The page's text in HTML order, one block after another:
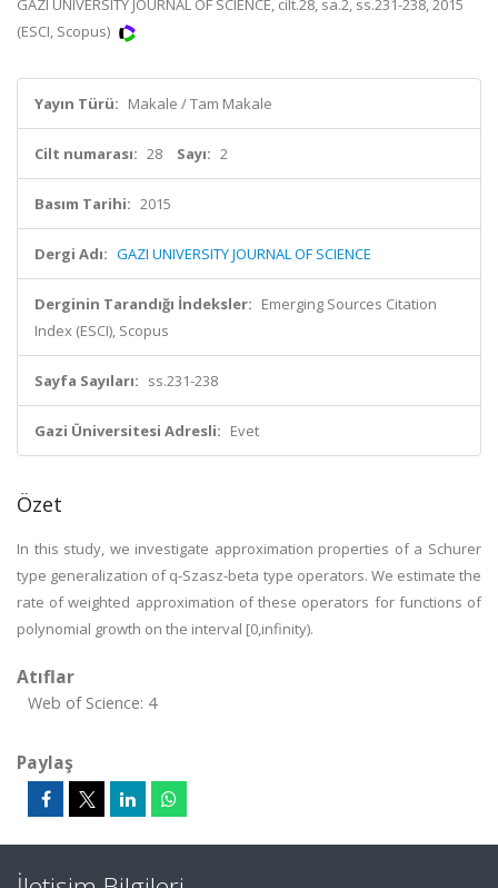
GAZI UNIVERSITY JOURNAL OF SCIENCE, cilt.28, sa.2, ss.231-238, 2015
(ESCI, Scopus)
Yayın Türü: Makale / Tam Makale
Cilt numarası: 28 Sayı: 2
Basım Tarihi: 2015
Dergi Adı: GAZI UNIVERSITY JOURNAL OF SCIENCE
Derginin Tarandığı İndeksler: Emerging Sources Citation
Index (ESCI), Scopus
Sayfa Sayıları: ss.231-238
Gazi Üniversitesi Adresli: Evet
Özet
In this study, we investigate approximation properties of a Schurer
type generalization of q-Szasz-beta type operators. We estimate the
rate of weighted approximation of these operators for functions of
polynomial growth on the interval [0,infinity).
Atıflar
Web of Science: 4
Paylaş